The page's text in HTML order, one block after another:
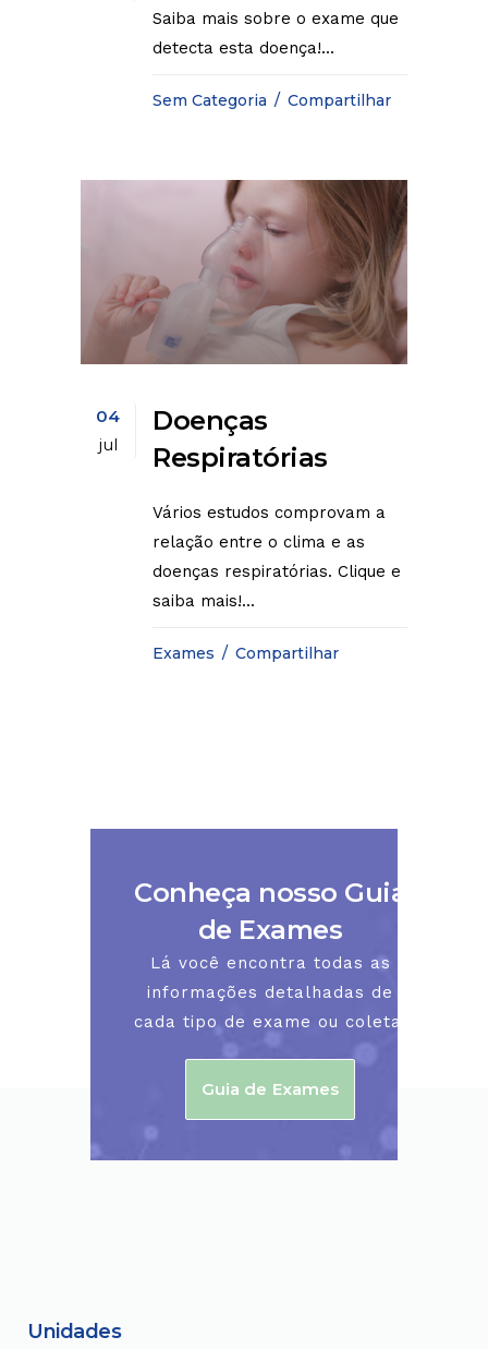
Saiba mais sobre o exame que
detecta esta doença!...
Sem Categoria Compartilhar
04
jul
Doenças
Respiratórias
Vários estudos comprovam a
relação entre o clima e as
doenças respiratórias. Clique e
saiba mais!...
Exames Compartilhar
Conheça nosso Guia
de Exames
Lá você encontra todas as
informações detalhadas de
cada tipo de exame ou coleta.
Guia de Exames
Unidades